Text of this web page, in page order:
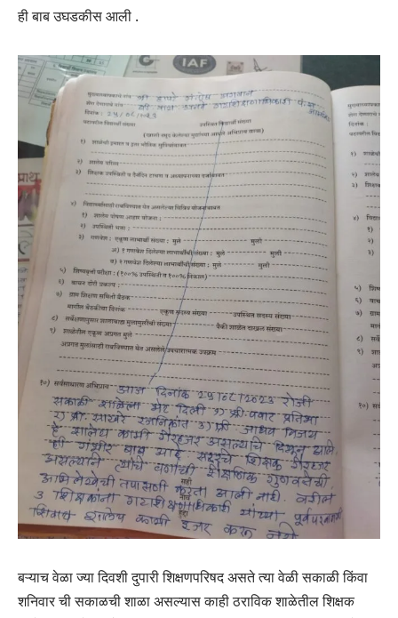
ही बाब उघडकीस आली .
बऱ्याच वेळा ज्या दिवशी दुपारी शिक्षणपरिषद असते त्या वेळी सकाळी किंवा
शनिवार ची सकाळची शाळा असल्यास काही ठराविक शाळेतील शिक्षक